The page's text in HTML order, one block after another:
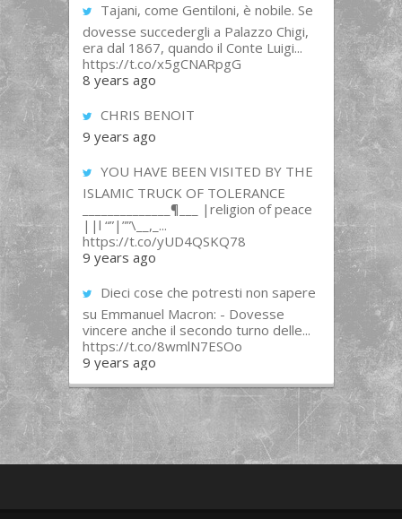
Tajani, come Gentiloni, è nobile. Se
dovesse succedergli a Palazzo Chigi,
era dal 1867, quando il Conte Luigi...
https://t.co/x5gCNARpgG
8 years ago
CHRIS BENOIT
9 years ago
YOU HAVE BEEN VISITED BY THE
ISLAMIC TRUCK OF TOLERANCE
______________¶___ |religion of peace
||l “”|””\__,_...
https://t.co/yUD4QSKQ78
9 years ago
Dieci cose che potresti non sapere
su Emmanuel Macron: - Dovesse
vincere anche il secondo turno delle...
https://t.co/8wmlN7ESOo
9 years ago